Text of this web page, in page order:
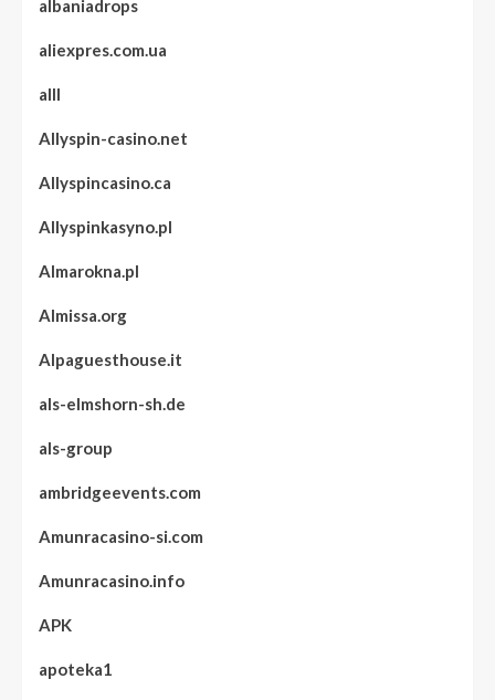
albaniadrops
aliexpres.com.ua
alll
Allyspin-casino.net
Allyspincasino.ca
Allyspinkasyno.pl
Almarokna.pl
Almissa.org
Alpaguesthouse.it
als-elmshorn-sh.de
als-group
ambridgeevents.com
Amunracasino-si.com
Amunracasino.info
APK
apoteka1